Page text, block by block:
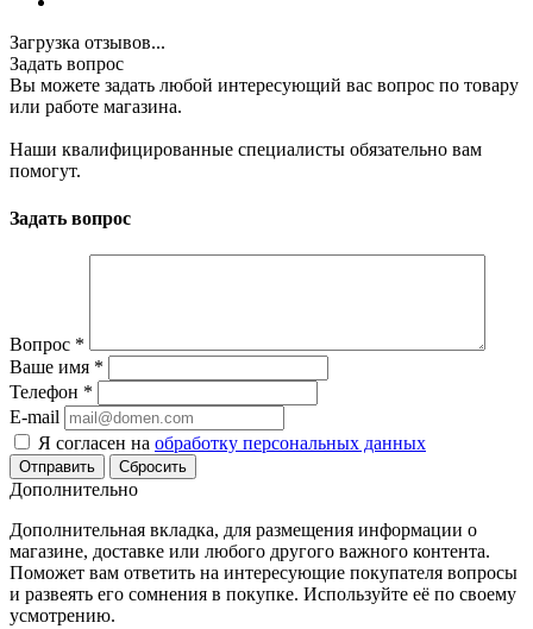
Загрузка отзывов...
Задать вопрос
Вы можете задать любой интересующий вас вопрос по товару
или работе магазина.
Наши квалифицированные специалисты обязательно вам
помогут.
Задать вопрос
Вопрос *
Ваше имя *
Телефон *
E-mail
Я согласен на обработку персональных данных
Сбросить
Дополнительно
Дополнительная вкладка, для размещения информации о
магазине, доставке или любого другого важного контента.
Поможет вам ответить на интересующие покупателя вопросы
и развеять его сомнения в покупке. Используйте её по своему
усмотрению.